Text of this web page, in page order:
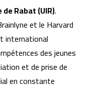
Rabat (UIR).
et le Harvard
international
des jeunes
et de prise de
en constante